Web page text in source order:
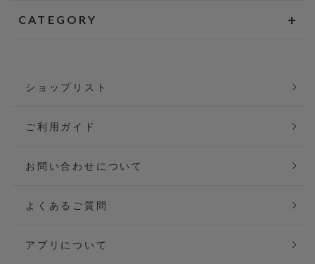
CATEGORY
ショップリスト
ご利用ガイド
お問い合わせについて
よくあるご質問
アプリについて